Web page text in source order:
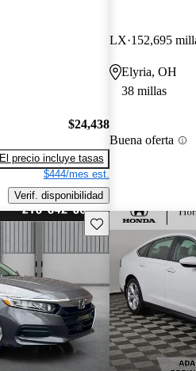
$24,438
El precio incluye tasas
$444/mes est.
Verif. disponibilidad
LX 152,695
Elyria, OH
38 millas
Buena oferta
Guarda este Aviso